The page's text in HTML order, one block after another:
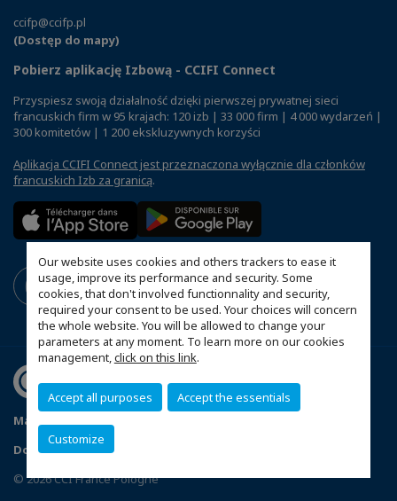
Our website uses cookies and others trackers to ease it
usage, improve its performance and security. Some
cookies, that don't involved functionnality and security,
required your consent to be used. Your choices will concern
the whole website. You will be allowed to change your
parameters at any moment. To learn more on our cookies
management,click on this link.
Accept all purposes Accept the essentials
Customize
ccifp@ccifp.pl
(Dostęp do mapy)
Pobierz aplikację Izbową - CCIFI Connect
Przyspiesz swoją działalność dzięki pierwszej prywatnej sieci
francuskich firm w 95 krajach: 120 izb | 33 000 firm | 4 000 wydarzeń |
300 komitetów | 1 200 ekskluzywnych korzyści
Aplikacja CCIFI Connect jest przeznaczona wyłącznie dla członków
francuskich Izb za granicą.
Mapa witryny
Dopasuj swoje ustawienia cookies
© 2026 CCI France Pologne